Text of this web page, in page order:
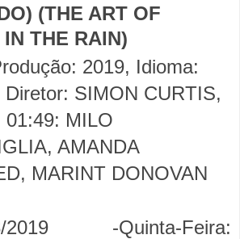
(THE ART OF
THE RAIN)
2019, Idioma:
Diretor: SIMON CURTIS,
01:49: MILO
AMANDA
MARINT DONOVAN
2019 -Quinta-Feira: